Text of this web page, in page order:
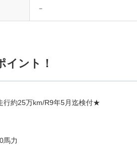
－
イント！
行約25万km/R9年5月迄検付★
馬力